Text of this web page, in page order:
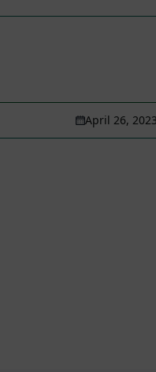
April 26, 2023